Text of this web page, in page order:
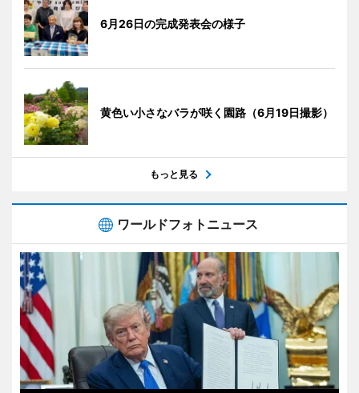
6月26日の完成発表会の様子
黄色い小さなバラが咲く園路（6月19日撮影）
もっと見る
ワールドフォトニュース